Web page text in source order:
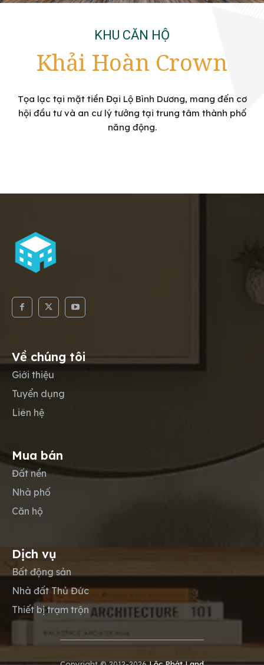
KHU CĂN HỘ
Khải Hoàn Crown
Tọa lạc tại mặt tiền Đại Lộ Bình Dương, mang đến cơ
hội đầu tư và an cư lý tưởng tại trung tâm thành phố
năng động.
Về chúng tôi
Giới thiệu
Tuyển dụng
Liên hệ
Mua bán
Đất nền
Nhà phố
Căn hộ
Dịch vụ
Bất động sản
Nhà đất Thủ Đức
Thiết bị trạm trộn